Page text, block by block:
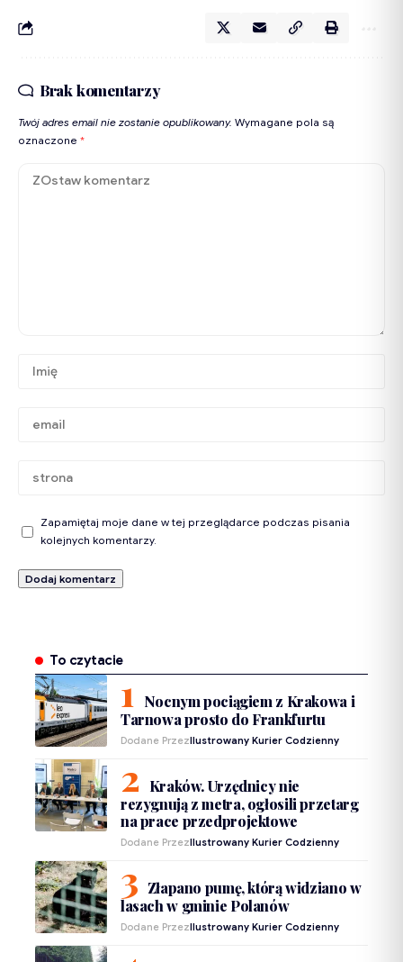
Brak komentarzy
Twój adres email nie zostanie opublikowany. Wymagane pola są
oznaczone *
Zapamiętaj moje dane w tej przeglądarce podczas pisania
kolejnych komentarzy.
To czytacie
Nocnym pociągiem z Krakowa i
Tarnowa prosto do Frankfurtu
Dodane PrzezIlustrowany Kurier Codzienny
Kraków. Urzędnicy nie
rezygnują z metra, ogłosili przetarg
na prace przedprojektowe
Dodane PrzezIlustrowany Kurier Codzienny
Złapano pumę, którą widziano w
lasach w gminie Polanów
Dodane PrzezIlustrowany Kurier Codzienny